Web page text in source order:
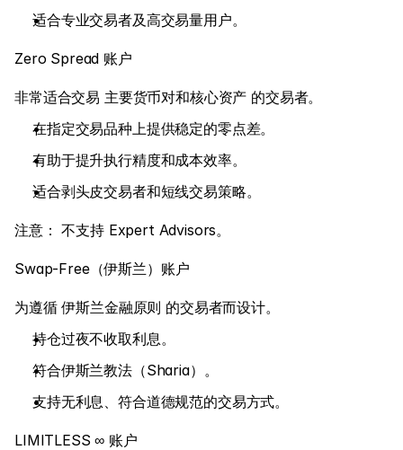
介绍经纪商
常见问题
关于我们
隐私政策
联系我们
法律文件
招聘
博客
适合专业交易者及高交易量用户。
Zero Spread 账户
非常适合交易 主要货币对和核心资产 的交易者。
在指定交易品种上提供稳定的零点差。
有助于提升执行精度和成本效率。
适合剥头皮交易者和短线交易策略。
注意： 不支持 Expert Advisors。
Swap-Free（伊斯兰）账户
为遵循 伊斯兰金融原则 的交易者而设计。
持仓过夜不收取利息。
符合伊斯兰教法（Sharia）。
支持无利息、符合道德规范的交易方式。
LIMITLESS ∞ 账户